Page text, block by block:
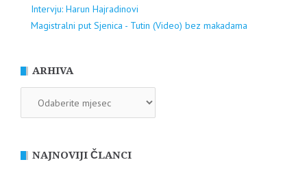
Intervju: Harun Hajradinovi
Magistralni put Sjenica - Tutin (Video) bez makadama
ARHIVA
NAJNOVIJI ČLANCI